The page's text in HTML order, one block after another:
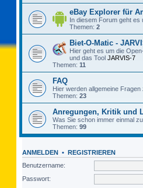
eBay Explorer für
In diesem Forum geht es
Themen: 2
Biet-O-Matic -
Hier geht es um die
und das Tool JARVIS-7
Themen: 11
FAQ
Hier werden allgemeine
Themen: 23
Anregungen, Kritik und
Was Sie schon immer einmal
Themen: 99
ANMELDEN • REGISTRIEREN
Benutzername:
Passwort: